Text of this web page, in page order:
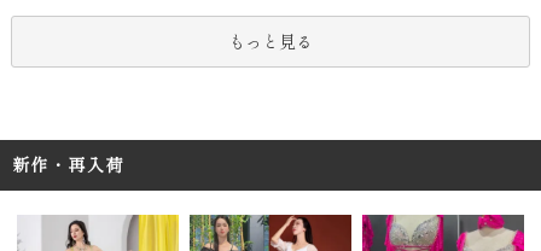
もっと見る
新作・再入荷